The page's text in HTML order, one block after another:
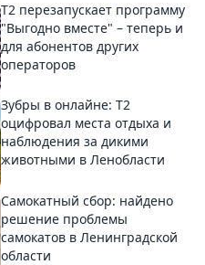
Т2 перезапускает программу
"Выгодно вместе" – теперь и
для абонентов других
операторов
Зубры в онлайне: Т2
оцифровал места отдыха и
наблюдения за дикими
животными в Ленобласти
Самокатный сбор: найдено
решение проблемы
самокатов в Ленинградской
области